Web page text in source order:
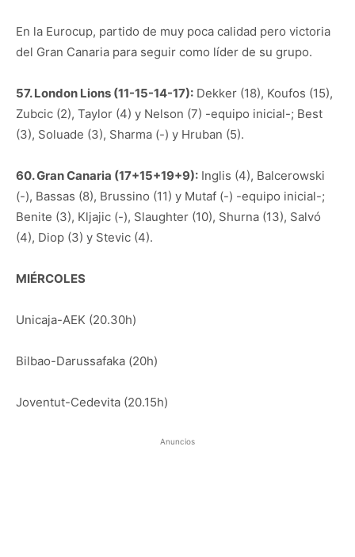
En la Eurocup, partido de muy poca calidad pero victoria
del Gran Canaria para seguir como líder de su grupo.
57. London Lions (11-15-14-17): Dekker (18), Koufos (15),
Zubcic (2), Taylor (4) y Nelson (7) -equipo inicial-; Best
(3), Soluade (3), Sharma (-) y Hruban (5).
60. Gran Canaria (17+15+19+9): Inglis (4), Balcerowski
(-), Bassas (8), Brussino (11) y Mutaf (-) -equipo inicial-;
Benite (3), Kljajic (-), Slaughter (10), Shurna (13), Salvó
(4), Diop (3) y Stevic (4).
MIÉRCOLES
Unicaja-AEK (20.30h)
Bilbao-Darussafaka (20h)
Joventut-Cedevita (20.15h)
Anuncios